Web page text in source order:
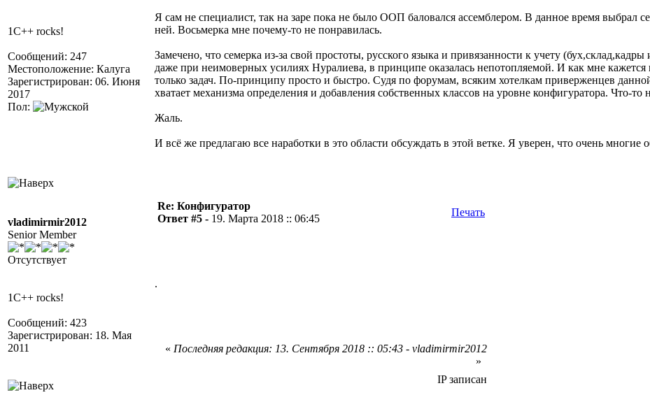
1C++ rocks!
Сообщений: 247
Местоположение: Калуга
Зарегистрирован: 06. Июня
2017
Пол:
Я сам не специалист, так на заре пока не было ООП баловался ассемблером. В данное время выбрал
ней. Восьмерка мне почему-то не понравилась.
Замечено, что семерка из-за свой простоты, русского языка и привязанности к учету
даже при неимоверных усилиях Нуралиева, в принципе оказалась непотопляемой. И как мне
только задач. По-принципу просто и быстро. Судя по форумам, всяким хотелкам приверженцев
хватает механизма определения и добавления собственных классов на уровне конфигуратора. Что-то
Жаль.
И всё же предлагаю все наработки в это области обсуждать в этой ветке. Я уверен, что очень многие
vladimirmir2012
Senior Member
Отсутствует
1C++ rocks!
Сообщений: 423
Зарегистрирован: 18. Мая
2011
Re: Конфигуратор
Ответ #5 - 19. Марта 2018 :: 06:45
Печать
.
« Последняя редакция: 13. Сентября 2018 :: 05:43 - vladimirmir2012
»
IP записан